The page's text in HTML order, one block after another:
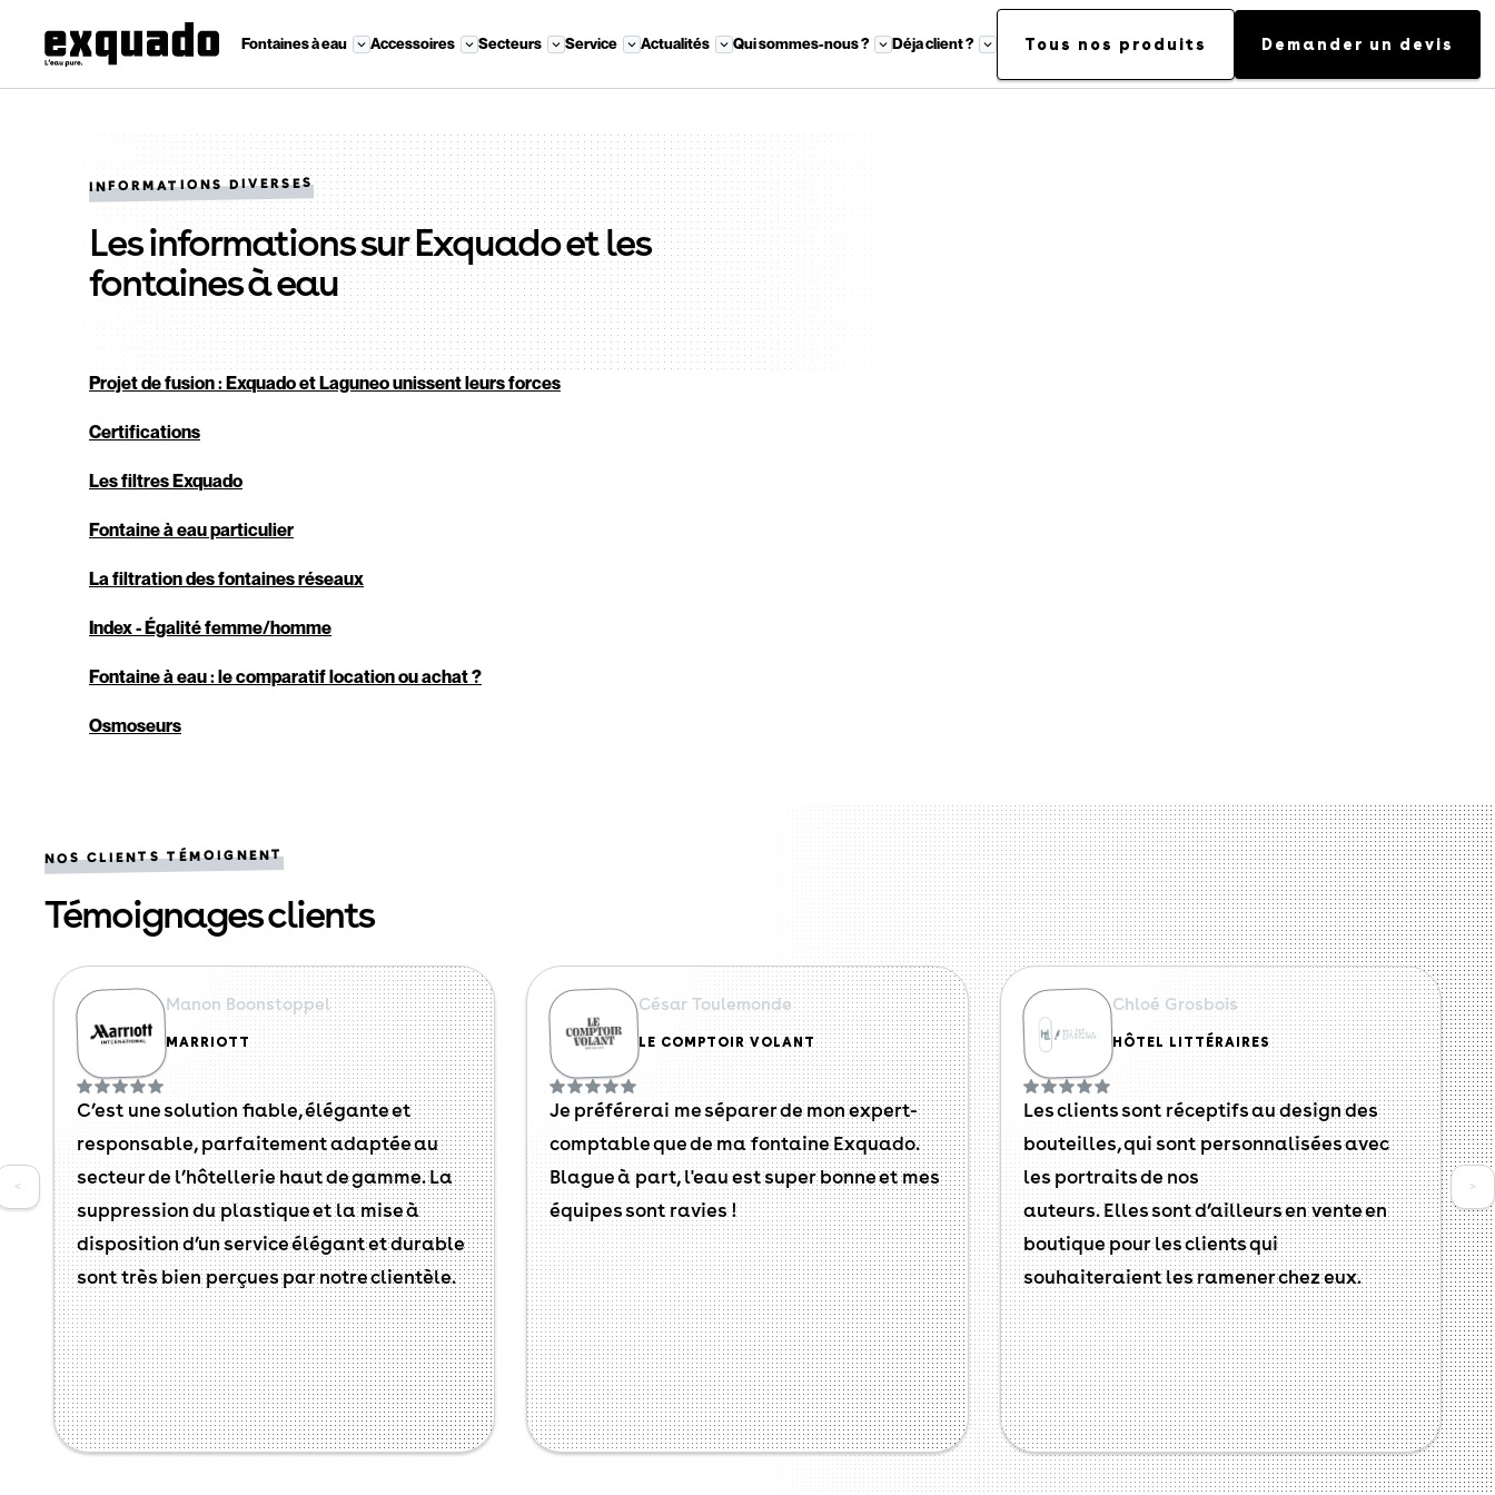
Fontaines à eau Accessoires Secteurs Service Actualités Qui sommes-nous ? Déja client ? Tous nos produits Demander un devis
INFORMATIONS DIVERSES
Les informations sur Exquado et les
fontaines à eau
Projet de fusion : Exquado et Laguneo unissent leurs forces
Certifications
Les filtres Exquado
Fontaine à eau particulier
La filtration des fontaines réseaux
Index - Égalité femme/homme
Fontaine à eau : le comparatif location ou achat ?
Osmoseurs
NOS CLIENTS TÉMOIGNENT
Témoignages clients
Manon Boonstoppel
MARRIOTT
C’est une solution fiable, élégante et
responsable, parfaitement adaptée au
secteur de l’hôtellerie haut de gamme. La
suppression du plastique et la mise à
disposition d’un service élégant et durable
sont très bien perçues par notre clientèle.
César Toulemonde
LE COMPTOIR VOLANT
Je préférerai me séparer de mon expert-
comptable que de ma fontaine Exquado.
Blague à part, l'eau est super bonne et mes
équipes sont ravies !
Chloé Grosbois
HÔTEL LITTÉRAIRES
Les clients sont réceptifs au design des
bouteilles, qui sont personnalisées avec
les portraits de nos
auteurs. Elles sont d’ailleurs en vente en
boutique pour les clients qui
souhaiteraient les ramener chez eux.
< >